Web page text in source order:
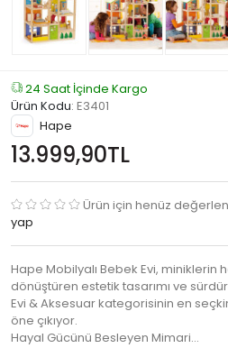
24 Saat İçinde Kargo
Ürün Kodu: E3401
Hape
13.999,90TL
Ürün için henüz
yap
Hape Mobilyalı Bebek Evi, miniklerin
dönüştüren estetik tasarımı ve
Evi & Aksesuar kategorisinin en
öne çıkıyor.
Hayal Gücünü Besleyen Mimari…